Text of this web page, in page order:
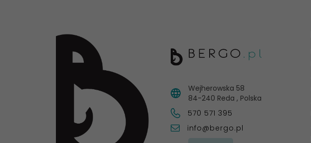
Wejherowska 58
84-240 Reda , Polska
570 571 395
info@bergo.pl